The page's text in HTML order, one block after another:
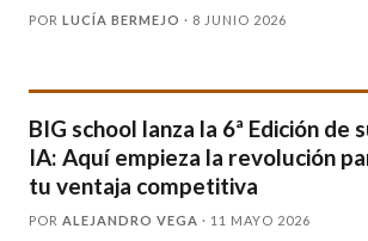
POR LUCÍA BERMEJO · 8 JUNIO 2026
BIG school lanza la 6ª Edición de
IA: Aquí empieza la revolución
tu ventaja competitiva
POR ALEJANDRO VEGA · 11 MAYO 2026